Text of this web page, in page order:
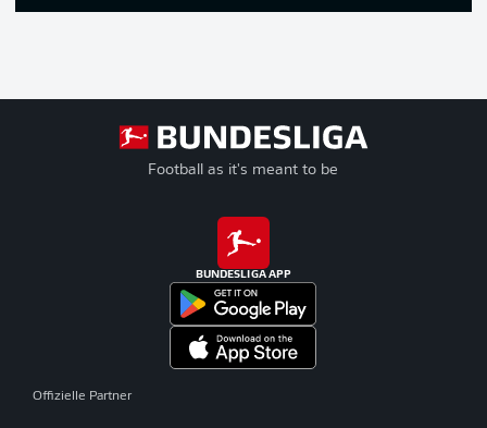
Football as it's meant to be
BUNDESLIGA APP
Offizielle Partner